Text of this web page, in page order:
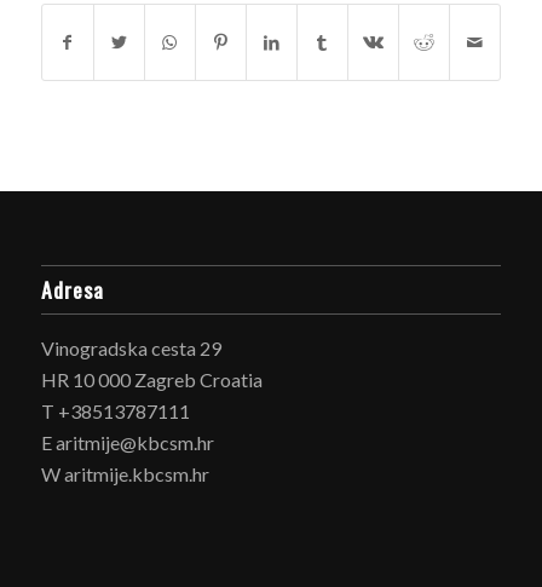
Adresa
Vinogradska cesta 29
HR 10 000 Zagreb Croatia
T +38513787111
E aritmije@kbcsm.hr
W aritmije.kbcsm.hr